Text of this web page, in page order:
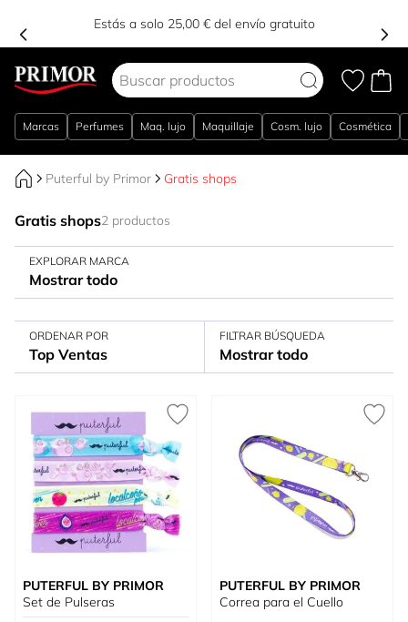
Estás a solo 25,00 € del envío gratuito
Marcas Perfumes Maq. lujo Maquillaje Cosm. lujo Cosmética
Puterful by Primor Gratis shops
Gratis shops2 productos
EXPLORAR MARCA
Mostrar todo
ORDENAR POR
Top Ventas
FILTRAR BÚSQUEDA
Mostrar todo
PUTERFUL BY PRIMOR
Set de Pulseras
PUTERFUL BY PRIMOR
Correa para el Cuello